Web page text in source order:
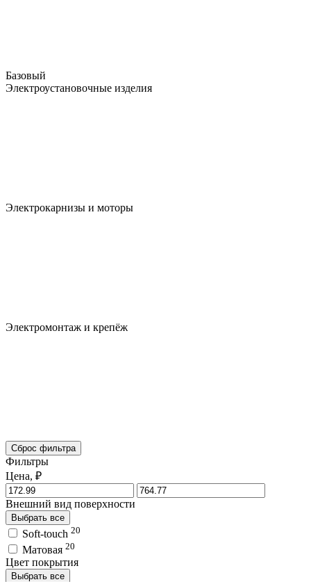
Базовый
Электроустановочные изделия
Электрокарнизы и моторы
Электромонтаж и крепёж
Сброс фильтра
Фильтры
Цена, ₽
Внешний вид поверхности
Выбрать все
Soft-touch 20
Матовая 20
Цвет покрытия
Выбрать все